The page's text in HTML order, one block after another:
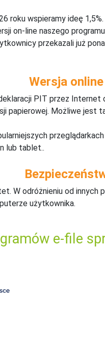
roku wspieramy ideę
on-line naszego
przekazali już
Wersja
PIT przez
papierowej. Możliwe jest
lub tablet..
W odróżnieniu od innych
użytkownika.
e-file